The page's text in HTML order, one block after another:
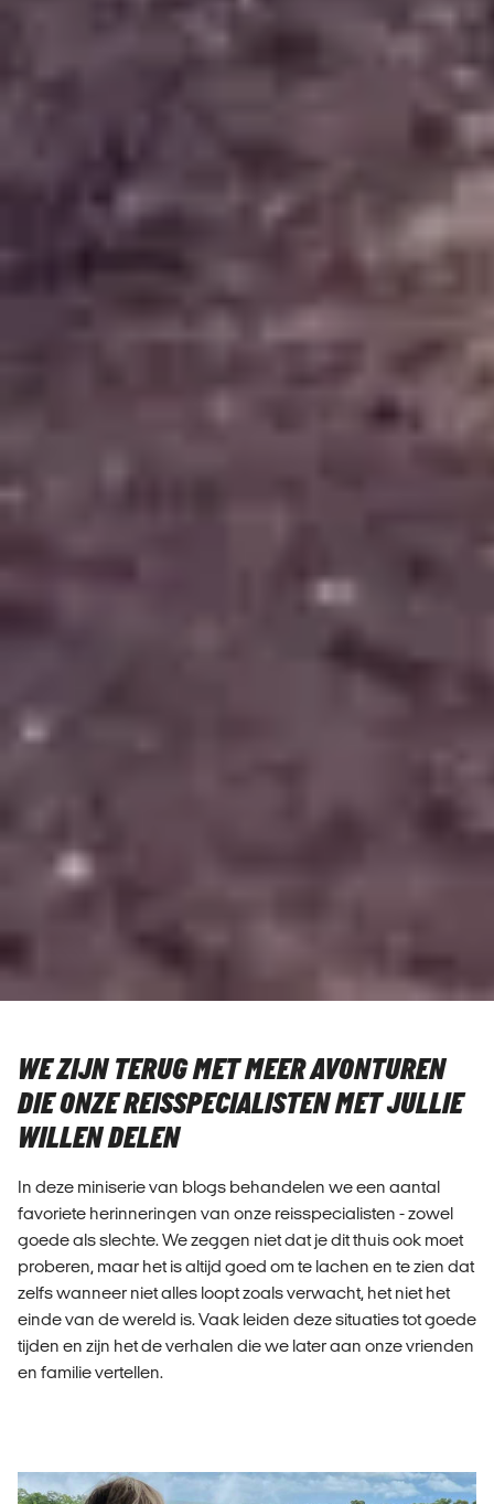
WE ZIJN TERUG MET MEER AVONTUREN
DIE ONZE REISSPECIALISTEN MET JULLIE
WILLEN DELEN
In deze miniserie van blogs behandelen we een aantal
favoriete herinneringen van onze reisspecialisten - zowel
goede als slechte. We zeggen niet dat je dit thuis ook moet
proberen, maar het is altijd goed om te lachen en te zien dat
zelfs wanneer niet alles loopt zoals verwacht, het niet het
einde van de wereld is. Vaak leiden deze situaties tot goede
tijden en zijn het de verhalen die we later aan onze vrienden
en familie vertellen.